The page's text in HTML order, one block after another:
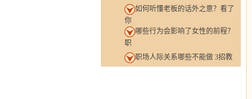
如何听懂老板的话外之意？看了
你
哪些行为会影响了女性的前程？
职
职场人际关系哪些不能做 3招教